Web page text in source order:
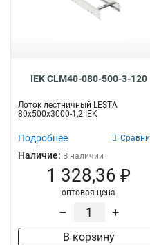
IEK CLM40-080-500-3-120
Лоток лестничный LESTA
80х500х3000-1,2 IEK
Подробнее
Наличие: В наличии
1 328,36 ₽
оптовая цена
– +
В корзину